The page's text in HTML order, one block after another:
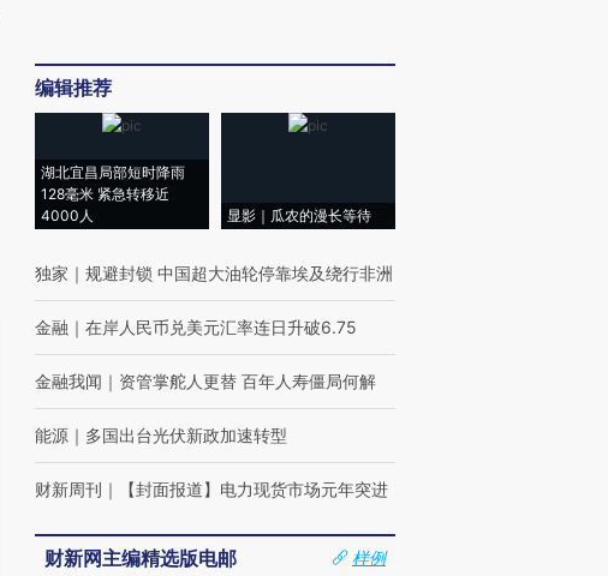
编辑推荐
湖北宜昌局部短时降雨
128毫米 紧急转移近
4000人
显影｜瓜农的漫长等待
独家 ｜ 规避封锁 中国超大油轮停靠埃及绕行非洲
金融 ｜ 在岸人民币兑美元汇率连日升破6.75
金融我闻 ｜ 资管掌舵人更替 百年人寿僵局何解
能源 ｜ 多国出台光伏新政加速转型
财新周刊 ｜ 【封面报道】电力现货市场元年突进
财新网主编精选版电邮
样例